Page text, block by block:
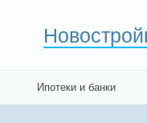
Ипотеки и банки